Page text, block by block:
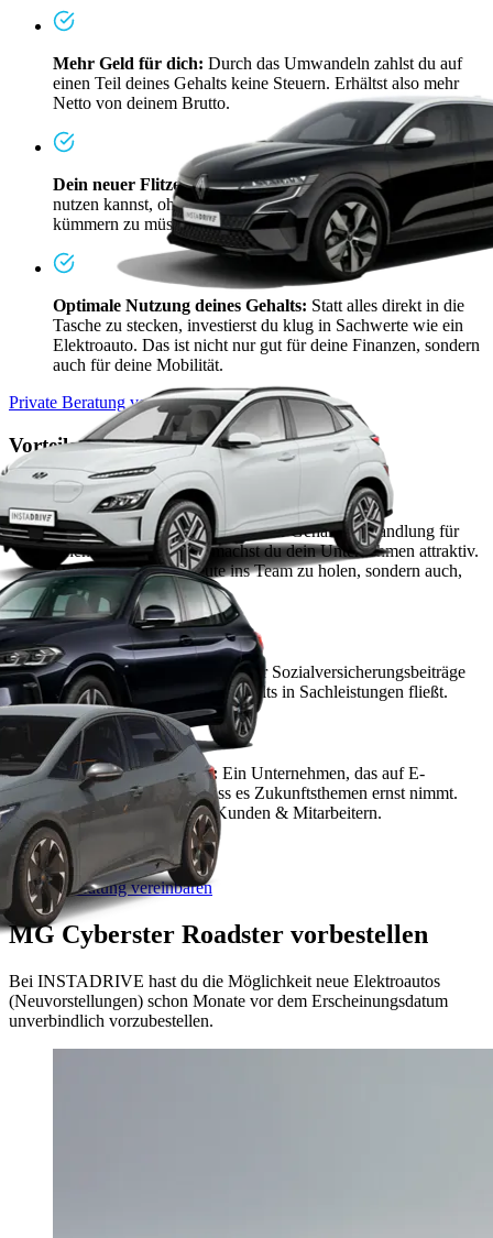
Mehr Geld für dich: Durch das Umwandeln zahlst du auf
einen Teil deines Gehalts keine Steuern. Erhältst also mehr
Netto von deinem Brutto.
Dein neuer Flitzer:Ein E-Firmenwagen, den du auch privat
nutzen kannst, ohne dich um Versicherung und Steuern
kümmern zu müssen.
Optimale Nutzung deines Gehalts: Statt alles direkt in die
Tasche zu stecken, investierst du klug in Sachwerte wie ein
Elektroauto. Das ist nicht nur gut für deine Finanzen, sondern
auch für deine Mobilität.
Private Beratung vereinbaren
Vorteile Unternehmer
Arbeitgeber des Jahres:Mit der Gehaltsumwandlung für
einen E-Firmenwagen machst du dein Unternehmen attraktiv.
Das hilft nicht nur, Leute ins Team zu holen, sondern auch,
sie zu halten.
Geringere Abgaben:
Weniger Sozialversicherungsbeiträge
zahlen, weil ein Teil des Gehalts in Sachleistungen fließt.
Im Sinne der Umwelt: Ein Unternehmen, das auf E-
Mobilität setzt, zeigt, dass es Zukunftsthemen ernst nimmt.
Das kommt gut an, bei Kunden & Mitarbeitern.
Firmen Beratung vereinbaren
MG Cyberster Roadster vorbestellen
Bei INSTADRIVE hast du die Möglichkeit neue Elektroautos
(Neuvorstellungen) schon Monate vor dem Erscheinungsdatum
unverbindlich vorzubestellen.